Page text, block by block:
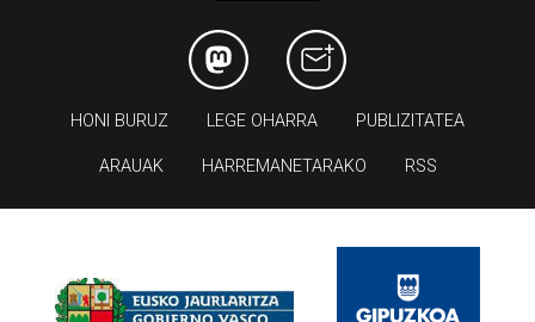
HONI BURUZ LEGE OHARRA PUBLIZITATEA
ARAUAK HARREMANETARAKO RSS